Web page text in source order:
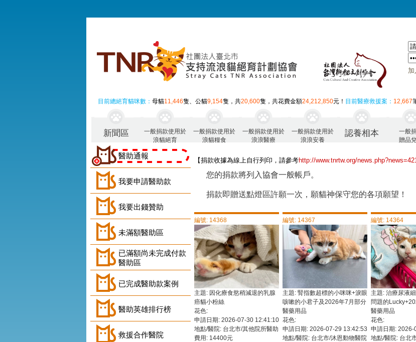
加
目前總絕育貓咪數： 母貓11,446隻、公貓9,154隻，共20,600隻，共花費金額24,212,850元！ 目前醫療救援案： 12,667
新聞區
一般捐款使用於
浪貓絕育
一般捐款使用於
浪貓糧食
一般捐款使用於
浪浪醫療
一般捐款使用於
浪浪安養
認養相本
一般
贈品
醫助通報
我要申請醫助款
我要出錢贊助
未滿額醫助區
已滿額尚未完成付款
醫助區
已完成醫助款案例
醫助英雄排行榜
救援合作醫院
【捐款收據為線上自行列印，請參考http://www.tnrtw.org/
您的捐款將列入協會一般帳戶。
捐款即贈送點燈區許願一次，願貓神保守您的各項願望！
編號: 14368
主題: 因化療食慾稍減退的乳腺
癌貓小粉絲
花色:
申請日期: 2026-07-30 12:41:10
地點/醫院: 台北市/其他院所醫助
費用: 14400元
編號: 14367
主題: 腎指數超標的小咪咪+淚眼
咳嗽的小君子及2026年7月部分
醫藥用品
花色:
申請日期: 2026-07-29 13:42:53
地點/醫院: 台北市/沐恩動物醫院
編號: 14364
主題: 治療尿液
問題的
醫藥用品
花色:
申請日期:
地點/醫院: 台北